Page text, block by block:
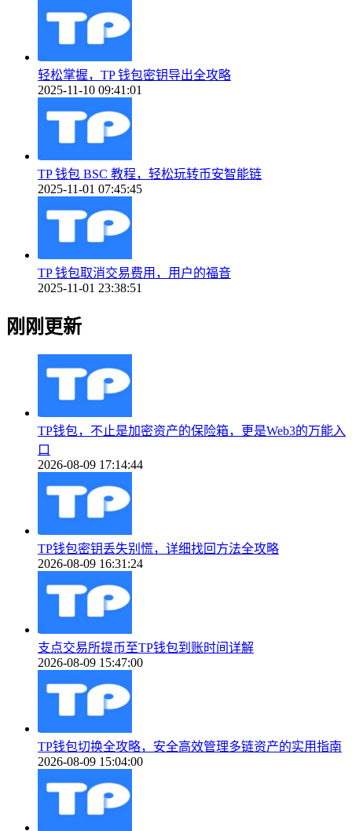
轻松掌握，TP 钱包密钥导出全攻略
2025-11-10 09:41:01
TP 钱包 BSC 教程，轻松玩转币安智能链
2025-11-01 07:45:45
TP 钱包取消交易费用，用户的福音
2025-11-01 23:38:51
刚刚更新
TP钱包，不止是加密资产的保险箱，更是Web3的万能入
口
2026-08-09 17:14:44
TP钱包密钥丢失别慌，详细找回方法全攻略
2026-08-09 16:31:24
支点交易所提币至TP钱包到账时间详解
2026-08-09 15:47:00
TP钱包切换全攻略，安全高效管理多链资产的实用指南
2026-08-09 15:04:00